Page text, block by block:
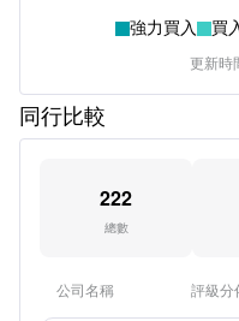
強力買入 買
更新時
同行比較
222
總數
公司名稱 評級分